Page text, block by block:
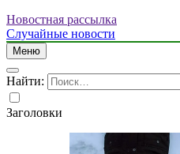
Новостная рассылка
Случайные новости
Меню
Найти:
Заголовки